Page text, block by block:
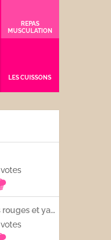
REPAS
MUSCULATION
LES CUISSONS
votes
Smoothie fruits rouges et yaourt
votes